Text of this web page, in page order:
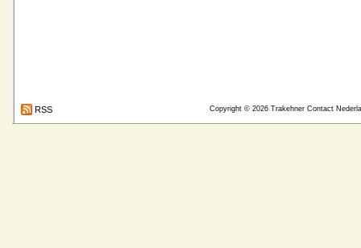
Copyright © 2026 Trakehner Contact
RSS